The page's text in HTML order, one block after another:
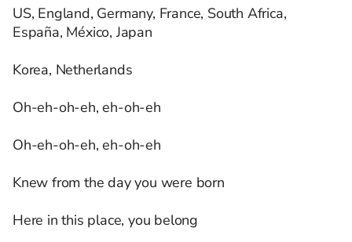
US, England, Germany, France, South Africa,
España, México, Japan
Korea, Netherlands
Oh-eh-oh-eh, eh-oh-eh
Oh-eh-oh-eh, eh-oh-eh
Knew from the day you were born
Here in this place, you belong